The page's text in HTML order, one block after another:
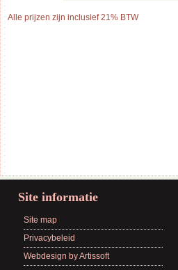
Alle prijzen zijn inclusief 21% BTW
Site informatie
Site map
Privacybeleid
Webdesign by Artissoft